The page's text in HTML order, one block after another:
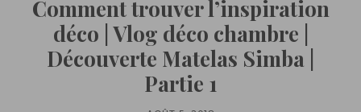
Comment trouver l’inspiration
déco | Vlog déco chambre |
Découverte Matelas Simba |
Partie 1